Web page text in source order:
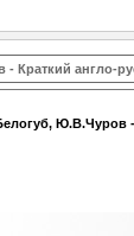
Краткий англо-
Ю.В.Чуров -